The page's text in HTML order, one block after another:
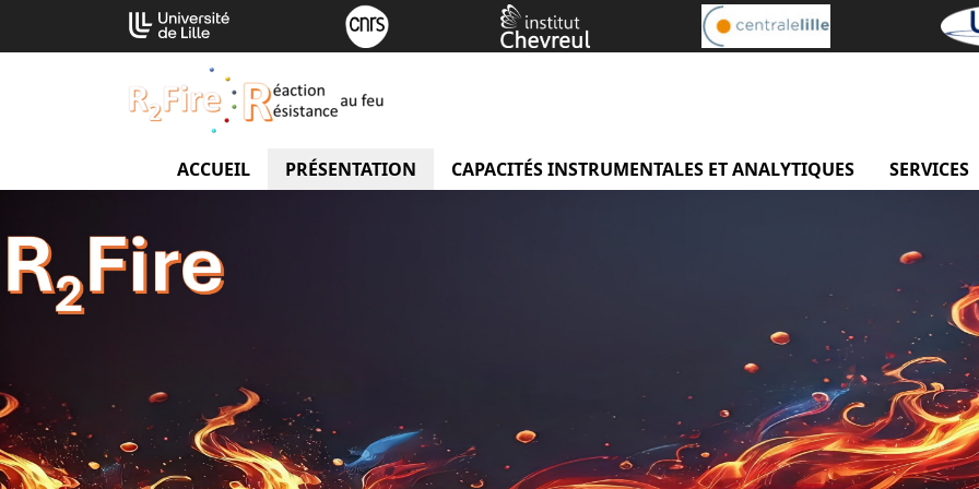
contenu
ACCUEIL PRÉSENTATION menu Présentation
CAPACITÉS INSTRUMENTALES ET ANALYTIQUES menu
SERVICES
Cookies management panel